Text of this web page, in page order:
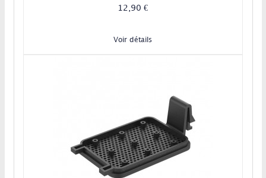
12,90 €
Voir détails